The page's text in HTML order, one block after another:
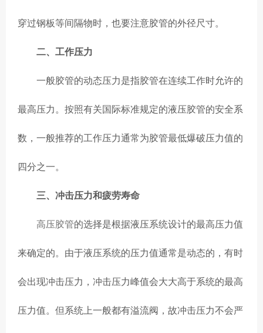
穿过钢板等间隔物时，也要注意胶管的外径尺寸。
二、工作压力
一般胶管的动态压力是指胶管在连续工作时允许的
最高压力。按照有关国际标准规定的液压胶管的安全系
数，一般推荐的工作压力通常为胶管最低爆破压力值的
四分之一。
三、冲击压力和疲劳寿命
高压胶管的选择是根据液压系统设计的最高压力值
来确定的。由于液压系统的压力值通常是动态的，有时
会出现冲击压力，冲击压力峰值会大大高于系统的最高
压力值。但系统上一般都有溢流阀，故冲击压力不会严